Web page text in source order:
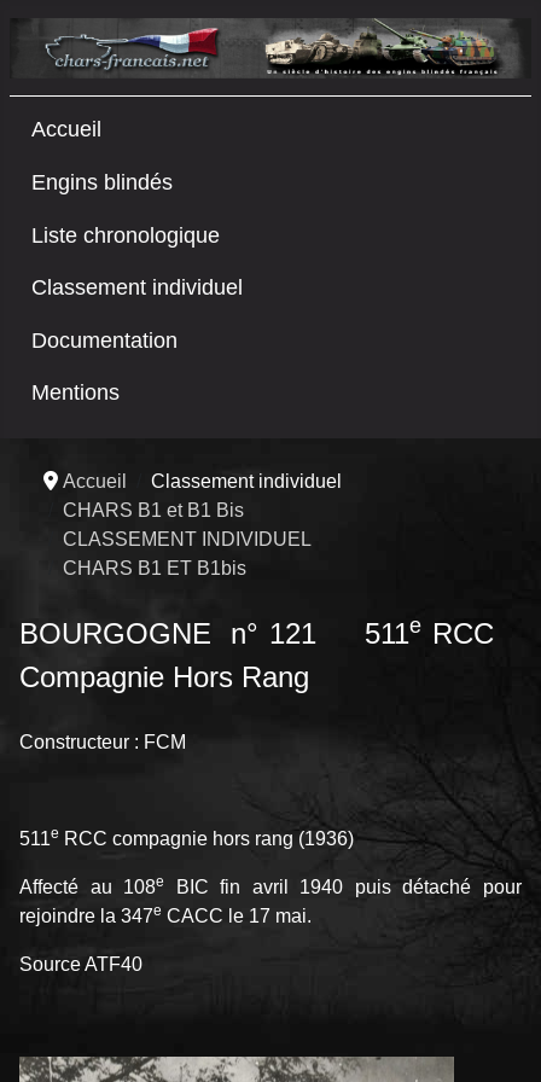
Accueil
Engins blindés
Liste chronologique
Classement individuel
Documentation
Mentions
Accueil
Classement individuel
CHARS B1 et B1 Bis
CLASSEMENT INDIVIDUEL
CHARS B1 ET B1bis
BOURGOGNE n° 121 511e RCC
Compagnie Hors Rang
Constructeur : FCM
511e RCC compagnie hors rang (1936)
Affecté au 108e
BIC fin avril 1940 puis détaché pour
rejoindre la 347e CACC le 17 mai.
Source ATF40